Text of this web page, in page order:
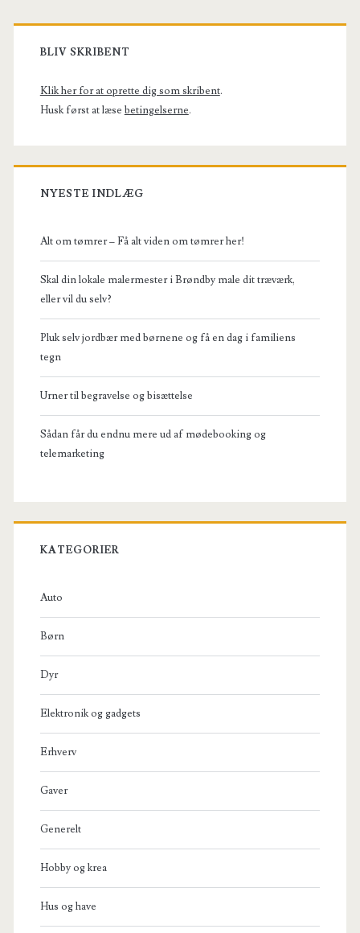
Primary
Sidebar
BLIV SKRIBENT
Klik her for at oprette dig som skribent.
Husk først at læse betingelserne.
NYESTE INDLÆG
Alt om tømrer – Få alt viden om tømrer her!
Skal din lokale malermester i Brøndby male dit træværk,
eller vil du selv?
Pluk selv jordbær med børnene og få en dag i familiens
tegn
Urner til begravelse og bisættelse
Sådan får du endnu mere ud af mødebooking og
telemarketing
KATEGORIER
Auto
Børn
Dyr
Elektronik og gadgets
Erhverv
Gaver
Generelt
Hobby og krea
Hus og have